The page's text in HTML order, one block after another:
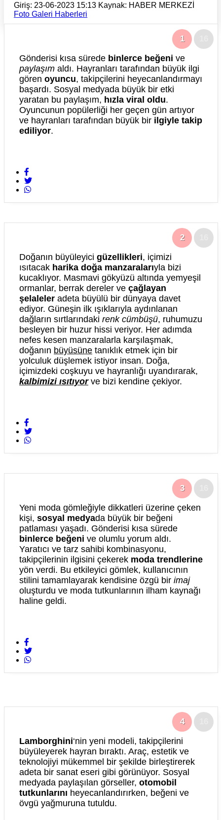
Giriş: 23-06-2023 15:13 Kaynak: HABER MERKEZİ
Foto Galeri Haberleri
1
Gönderisi kısa sürede binlerce beğeni ve
paylaşım aldı. Hayranları tarafından büyük ilgi
gören oyuncu, takipçilerini heyecanlandırmayı
başardı. Sosyal medyada büyük bir etki
yaratan bu paylaşım, hızla viral oldu.
Oyuncunun popülerliği her geçen gün artıyor
ve hayranları tarafından büyük bir ilgiyle takip
ediliyor.
2
Doğanın büyüleyici güzellikleri, içimizi
ısıtacak harika doğa manzaralarıyla bizi
kucaklıyor. Masmavi gökyüzü altında yemyeşil
ormanlar, berrak dereler ve çağlayan
şelaleler adeta büyülü bir dünyaya davet
ediyor. Güneşin ilk ışıklarıyla aydınlanan
dağların sırtlarındaki renk cümbüşü, ruhumuzu
besleyen bir huzur hissi veriyor. Her adımda
nefes kesen manzaralarla karşılaşmak,
doğanın büyüsüne tanıklık etmek için bir
yolculuk düşlemek istiyor insan. Doğa,
içimizdeki coşkuyu ve hayranlığı uyandırarak,
kalbimizi ısıtıyorve bizi kendine çekiyor.
3
Yeni moda gömleğiyle dikkatleri üzerine çeken
kişi, sosyal medyada büyük bir beğeni
patlaması yaşadı. Gönderisi kısa sürede
binlerce beğeni ve olumlu yorum aldı.
Yaratıcı ve tarz sahibi kombinasyonu,
takipçilerinin ilgisini çekerek moda trendlerine
yön verdi. Bu etkileyici gömlek, kullanıcının
stilini tamamlayarak kendisine özgü bir imaj
oluşturdu ve moda tutkunlarının ilham kaynağı
haline geldi.
4
Lamborghini‘nin yeni modeli, takipçilerini
büyüleyerek hayran bıraktı. Araç, estetik ve
teknolojiyi mükemmel bir şekilde birleştirerek
adeta bir sanat eseri gibi görünüyor. Sosyal
medyada paylaşılan görseller, otomobil
tutkunlarını heyecanlandırırken, beğeni ve
övgü yağmuruna tutuldu.